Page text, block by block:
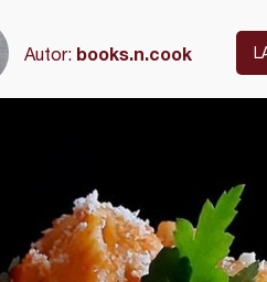
Autor: books.n.cook